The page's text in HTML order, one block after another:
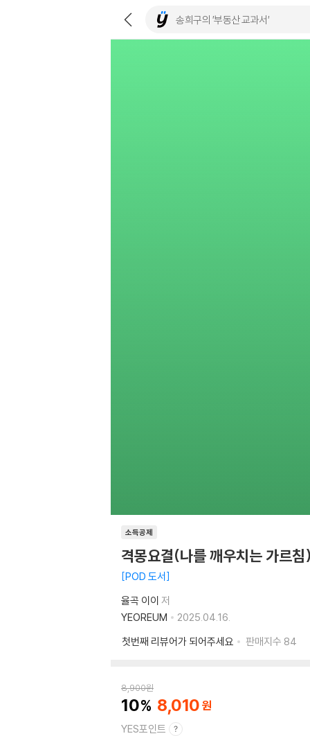
소득공제
격몽요결(나를 깨우치는 가르
POD 도서
율곡 이이 저
YEOREUM
2025.04.16.
첫번째 리뷰어가 되어주세요
판매지수 84
8,900원
10 8,010
YES포인트